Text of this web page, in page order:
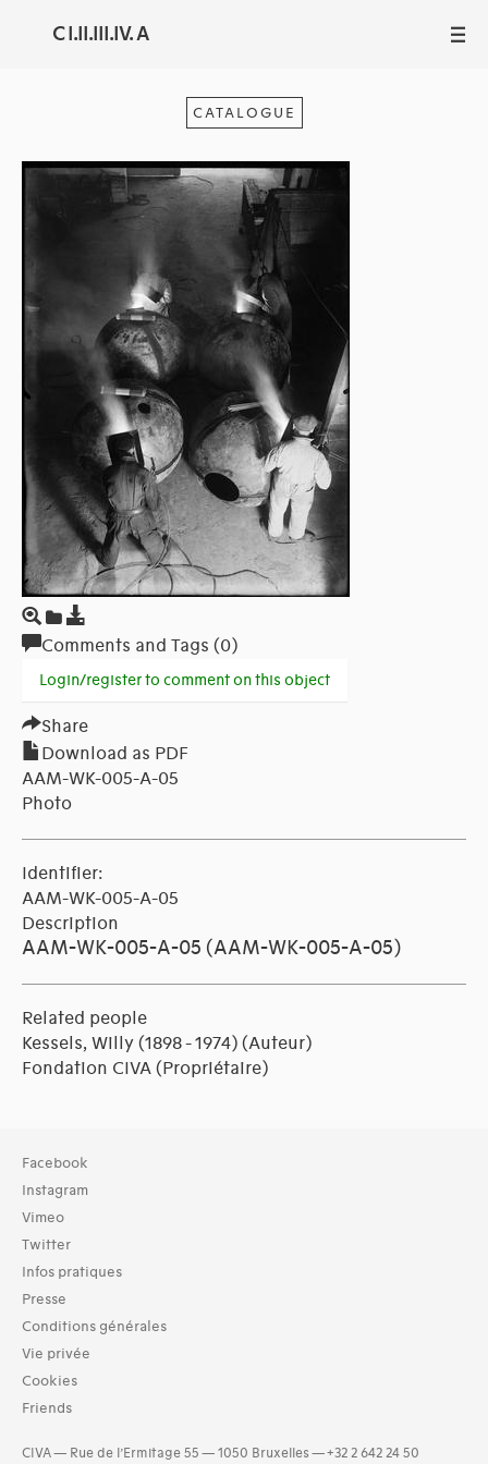
C I.II.III.IV. A III
CATALOGUE
Comments and Tags (0)
Login/register to comment on this object
Share
Download as PDF
AAM-WK-005-A-05
Photo
Identifier:
AAM-WK-005-A-05
Description
AAM-WK-005-A-05 (AAM-WK-005-A-05)
Related people
Kessels, Willy (1898 - 1974) (Auteur)
Fondation CIVA (Propriétaire)
Facebook
Instagram
Vimeo
Twitter
Infos pratiques
Presse
Conditions générales
Vie privée
Cookies
Friends
CIVA — Rue de l’Ermitage 55 — 1050 Bruxelles — +32 2 642 24 50